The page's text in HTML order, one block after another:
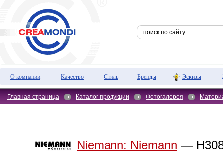
О компании Качество Стиль Бренды Эскизы
Главная страница Каталог продукции Фотогалерея
Niemann: Niemann —